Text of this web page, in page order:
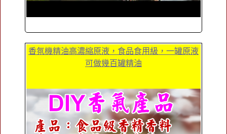
香氛機精油高濃縮原液，食品食用級，一罐原液
可做幾百罐精油